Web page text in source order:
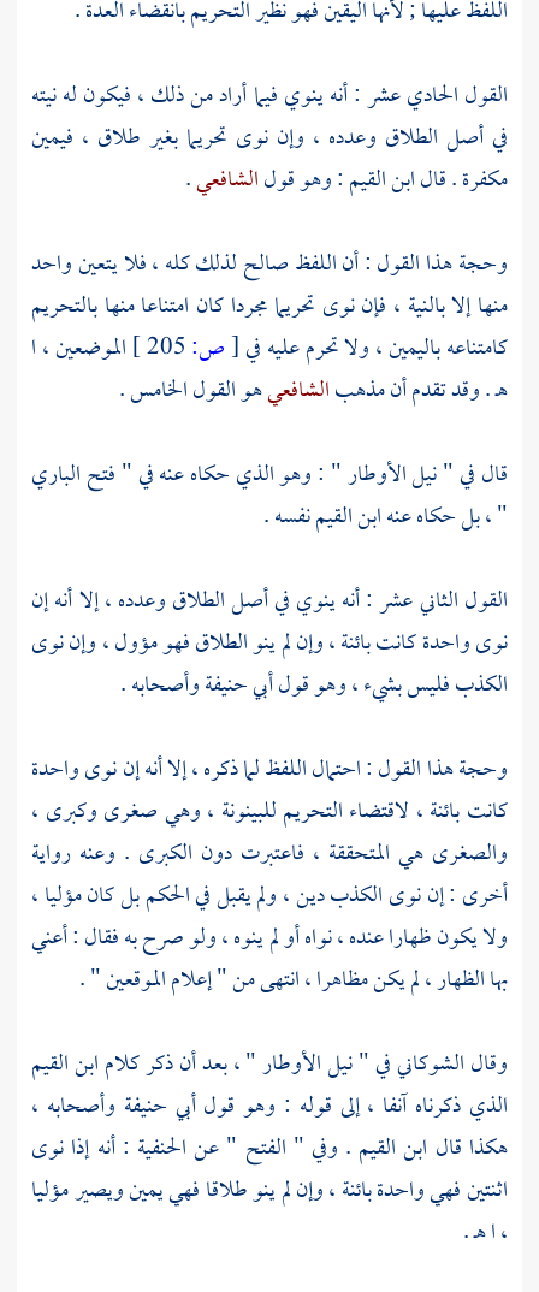
اللفظ عليها ; لأنها اليقين فهو نظير التحريم بانقضاء العدة .
القول الحادي عشر : أنه ينوي فيما أراد من ذلك ، فيكون له نيته
في أصل الطلاق وعدده ، وإن نوى تحريما بغير طلاق ، فيمين
مكفرة . قالابن القيم: وهو قولالشافعي.
وحجة هذا القول : أن اللفظ صالح لذلك كله ، فلا يتعين واحد
منها إلا بالنية ، فإن نوى تحريما مجردا كان امتناعا منها بالتحريم
كامتناعه باليمين ، ولا تحرم عليه في[ص:
الموضعين ، ا
هـ . وقد تقدم أن مذهبالشافعيهو القول الخامس .
قال في " نيل الأوطار " : وهو الذي حكاه عنه في " فتح الباري
" ، بل حكاه عنهابن القيمنفسه .
القول الثاني عشر : أنه ينوي في أصل الطلاق وعدده ، إلا أنه إن
نوى واحدة كانت بائنة ، وإن لم ينو الطلاق فهو مؤول ، وإن نوى
الكذب فليس بشيء ، وهو قولأبي حنيفةوأصحابه .
وحجة هذا القول : احتمال اللفظ لما ذكره ، إلا أنه إن نوى واحدة
كانت بائنة ، لاقتضاء التحريم للبينونة ، وهي صغرى وكبرى ،
والصغرى هي المتحققة ، فاعتبرت دون الكبرى . وعنه رواية
أخرى : إن نوى الكذب دين ، ولم يقبل في الحكم بل كان مؤليا ،
ولا يكون ظهارا عنده ، نواه أو لم ينوه ، ولو صرح به فقال : أعني
بها الظهار ، لم يكن مظاهرا ، انتهى من " إعلام الموقعين " .
وقالالشوكانيفي " نيل الأوطار " ، بعد أن ذكر كلامابن القيم
الذي ذكرناه آنفا ، إلى قوله : وهو قولأبي حنيفة وأصحابه ،
هكذا قال ابن القيم . وفي " الفتح " عن الحنفية : أنه إذا نوى
اثنتين فهي واحدة بائنة ، وإن لم ينو طلاقا فهي يمين ويصير مؤليا
، ا هـ .